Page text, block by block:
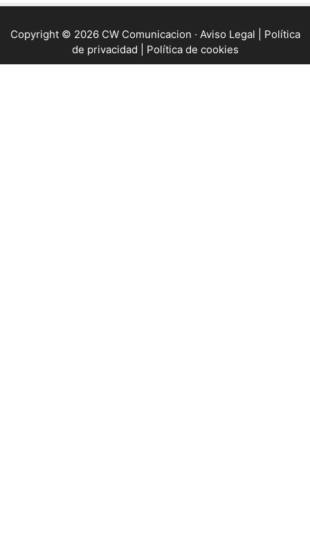
Copyright © 2026 CW Comunicacion · Aviso Legal
Política
de privacidad
Política de cookies